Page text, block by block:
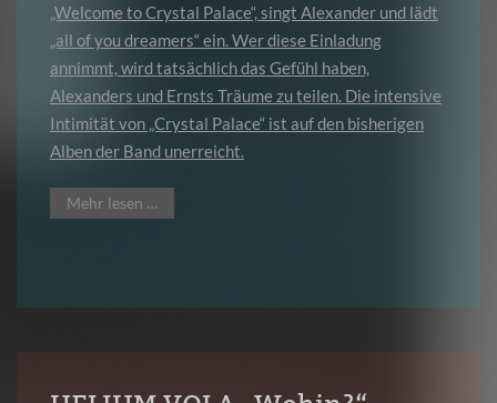
„Welcome to Crystal Palace“, singt Alexander und lädt
„all of you dreamers“ ein. Wer diese Einladung
annimmt, wird tatsächlich das Gefühl haben,
Alexanders und Ernsts Träume zu teilen. Die intensive
Intimität von „Crystal Palace“ ist auf den bisherigen
Alben der Band unerreicht.
Mehr lesen …